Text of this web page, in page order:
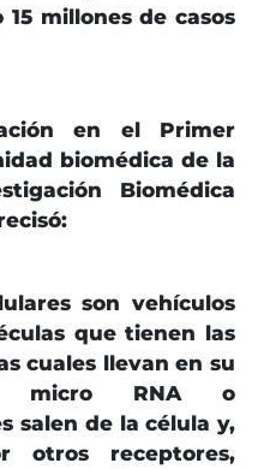
millones de casos
en el Primer
biomédica de la
Biomédica
son vehículos
que tienen las
cuales llevan en su
micro RNA o
salen de la célula y,
otros receptores,